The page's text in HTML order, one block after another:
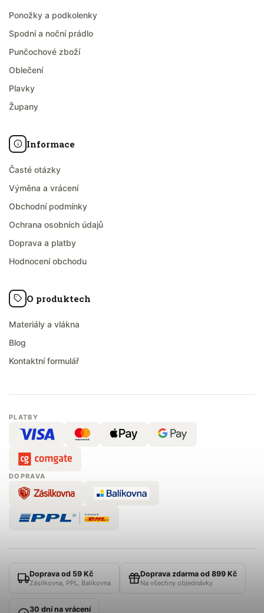
Ponožky a podkolenky
Spodní a noční prádlo
Punčochové zboží
Oblečení
Plavky
Župany
Informace
Časté otázky
Výměna a vrácení
Obchodní podmínky
Ochrana osobních údajů
Doprava a platby
Hodnocení obchodu
O produktech
Materiály a vlákna
Blog
Kontaktní formulář
PLATBY
DOPRAVA
Doprava od 59 Kč
Zásilkovna, PPL, Balíkovna
Doprava zdarma od 899 Kč
Na všechny objednávky
30 dní na vrácení